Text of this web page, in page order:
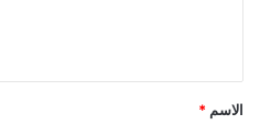
ق
*
الاسم *